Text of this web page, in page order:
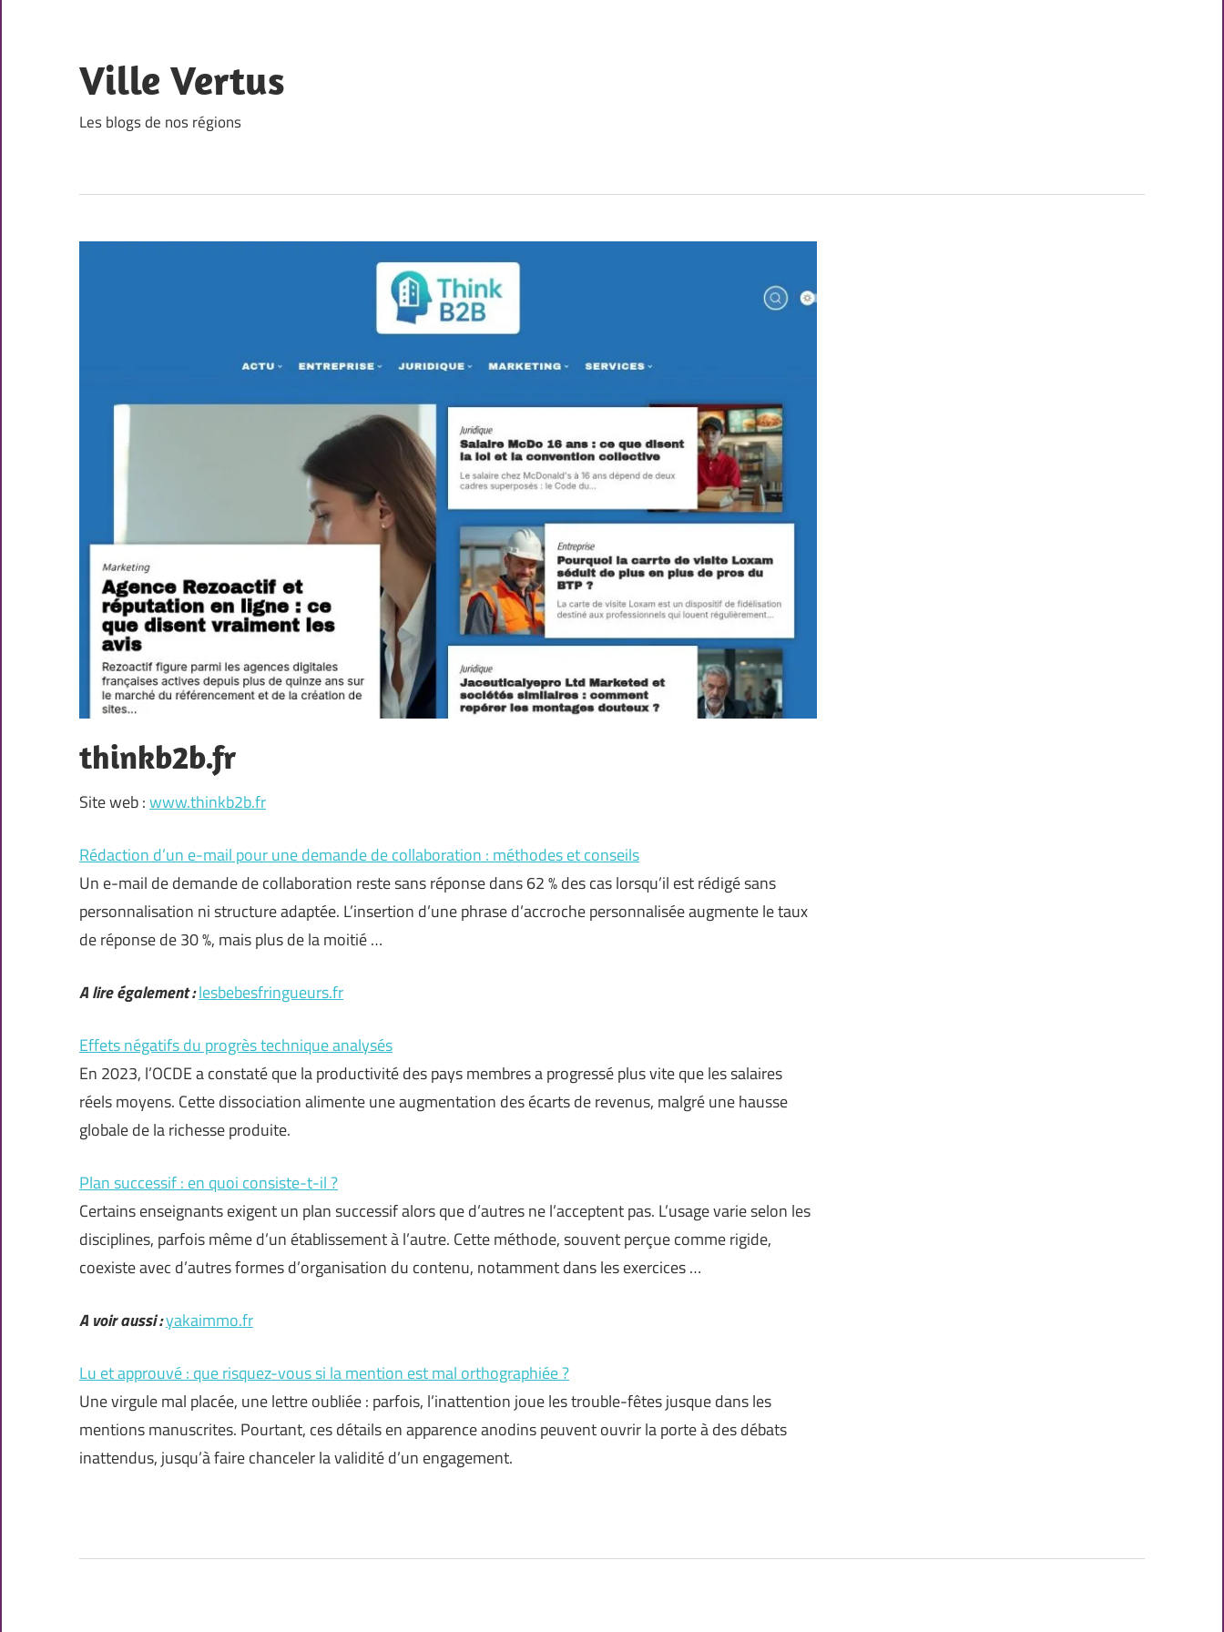
content
Ville Vertus
Les blogs de nos régions
thinkb2b.fr
Site web :www.thinkb2b.fr
Rédaction d’un e-mail pour une demande de collaboration : méthodes et conseils
Un e-mail de demande de collaboration reste sans réponse dans 62 % des cas lorsqu’il est rédigé sans
personnalisation ni structure adaptée. L’insertion d’une phrase d’accroche personnalisée augmente le taux
de réponse de 30 %, mais plus de la moitié …
A lire également :lesbebesfringueurs.fr
Effets négatifs du progrès technique analysés
En 2023, l’OCDE a constaté que la productivité des pays membres a progressé plus vite que les salaires
réels moyens. Cette dissociation alimente une augmentation des écarts de revenus, malgré une hausse
globale de la richesse produite.
Plan successif : en quoi consiste-t-il ?
Certains enseignants exigent un plan successif alors que d’autres ne l’acceptent pas. L’usage varie selon les
disciplines, parfois même d’un établissement à l’autre. Cette méthode, souvent perçue comme rigide,
coexiste avec d’autres formes d’organisation du contenu, notamment dans les exercices …
A voir aussi :yakaimmo.fr
Lu et approuvé : que risquez-vous si la mention est mal orthographiée ?
Une virgule mal placée, une lettre oubliée : parfois, l’inattention joue les trouble-fêtes jusque dans les
mentions manuscrites. Pourtant, ces détails en apparence anodins peuvent ouvrir la porte à des débats
inattendus, jusqu’à faire chanceler la validité d’un engagement.